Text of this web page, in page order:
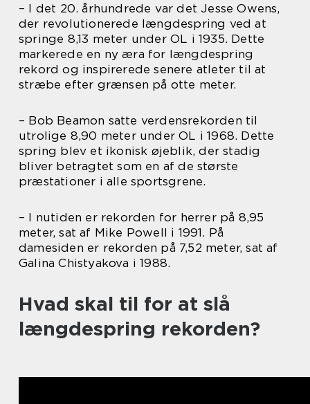
– I det 20. århundrede var det Jesse Owens,
der revolutionerede længdespring ved at
springe 8,13 meter under OL i 1935. Dette
markerede en ny æra for længdespring
rekord og inspirerede senere atleter til at
stræbe efter grænsen på otte meter.
– Bob Beamon satte verdensrekorden til
utrolige 8,90 meter under OL i 1968. Dette
spring blev et ikonisk øjeblik, der stadig
bliver betragtet som en af de største
præstationer i alle sportsgrene.
– I nutiden er rekorden for herrer på 8,95
meter, sat af Mike Powell i 1991. På
damesiden er rekorden på 7,52 meter, sat af
Galina Chistyakova i 1988.
Hvad skal til for at slå
længdespring rekorden?